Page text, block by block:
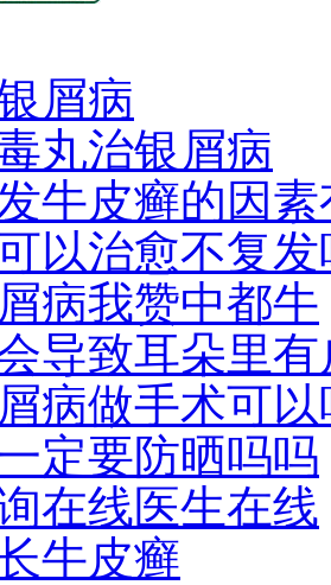
屑病
丸治银屑病
牛皮癣的因
以治愈不复
病我赞中都牛
导致耳朵里
病做手术可以
定要防晒吗吗
在线医生在线
牛皮癣